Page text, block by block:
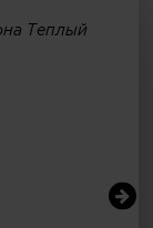
Теплый